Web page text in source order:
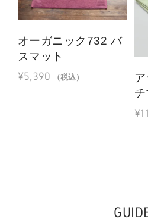
オーガニック732 バ
スマット
¥5,390 （税込）
チ
¥